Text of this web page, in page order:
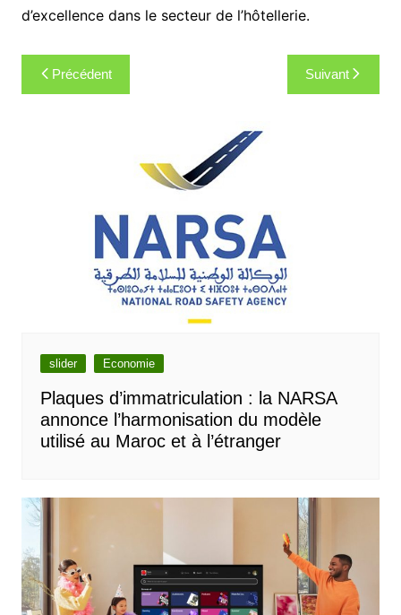
d’excellence dans le secteur de l’hôtellerie.
Navigation
de
Précédent Suivant
slider Economie
Plaques d’immatriculation : la NARSA
annonce l’harmonisation du modèle
utilisé au Maroc et à l’étranger